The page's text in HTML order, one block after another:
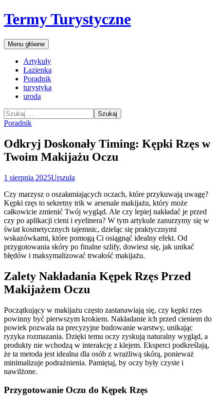
Przejdź
do
Termy Turystyczne
Szukaj
Menu główne
Artykuły
Łazienka
Poradnik
turystyka
uroda
Szukaj:
Poradnik
Odkryj Doskonały Timing: Kępki Rzęs w
Twoim Makijażu Oczu
1 sierpnia 2025Urszula
Czy marzysz o oszałamiających oczach, które przykuwają uwagę?
Kępki rzęs to sekretny trik w arsenale makijażu, który może
całkowicie zmienić Twój wygląd. Ale czy lepiej nakładać je przed
czy po aplikacji cieni i eyelinera? W tym artykule zanurzymy się w
świat kosmetycznych tajemnic, dzieląc się praktycznymi
wskazówkami, które pomogą Ci osiągnąć idealny efekt. Od
przygotowania skóry po finalne szlify, dowiesz się, jak unikać
błędów i maksymalizować trwałość makijażu.
Zalety Nakładania Kępek Rzęs Przed
Makijażem Oczu
Początkujący w makijażu często zastanawiają się, czy kępki rzęs
powinny być pierwszym krokiem. Nakładanie ich przed cieniem do
powiek pozwala na precyzyjne budowanie warstwy, unikając
ryzyka rozmazania. Dzięki temu oczy zyskują naturalny wygląd, a
produkty nie wchodzą w interakcję z klejem. Eksperci podkreślają,
że ta metoda jest idealna dla osób z wrażliwą skórą, ponieważ
minimalizuje podrażnienia. Pamiętaj, by oczy były czyste i
nawilżone.
Przygotowanie Oczu do Kępek Rzęs